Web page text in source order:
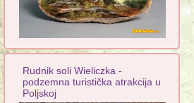
Rudnik soli Wieliczka -
podzemna turistička atrakcija u
Poljskoj